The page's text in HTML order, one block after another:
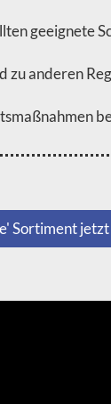
geeignete
zu anderen
Sortiment